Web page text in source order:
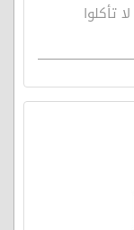
لا تأكلوا